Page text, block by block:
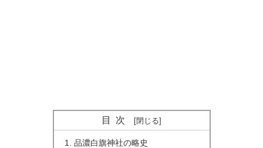
目次
品濃白旗神社の略史